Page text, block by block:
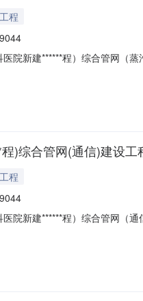
工程
院新建******程）综合管网（
)综合管网(通信)建设
工程
院新建******程）综合管网（